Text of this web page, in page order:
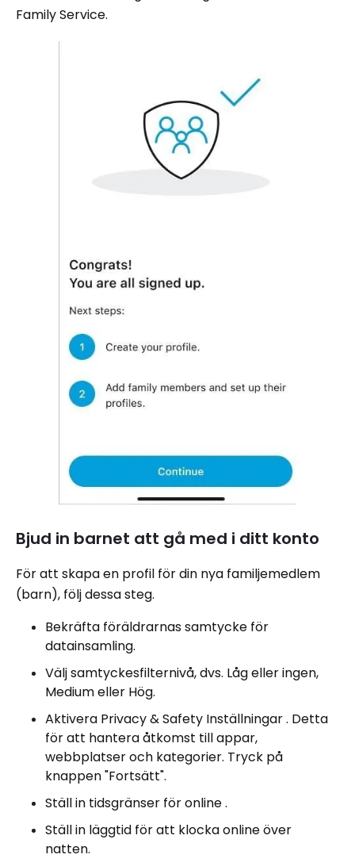
Family Service.
Bjud in barnet att gå med i ditt konto
För att skapa en profil för din nya familjemedlem
(barn), följ dessa steg.
Bekräfta föräldrarnas samtycke för
datainsamling.
Välj samtyckesfilternivå, dvs. Låg eller ingen,
Medium eller Hög.
Aktivera Privacy & Safety Inställningar . Detta
för att hantera åtkomst till appar,
webbplatser och kategorier. Tryck på
knappen "Fortsätt".
Ställ in tidsgränser för online .
Ställ in läggtid för att klocka online över
natten.